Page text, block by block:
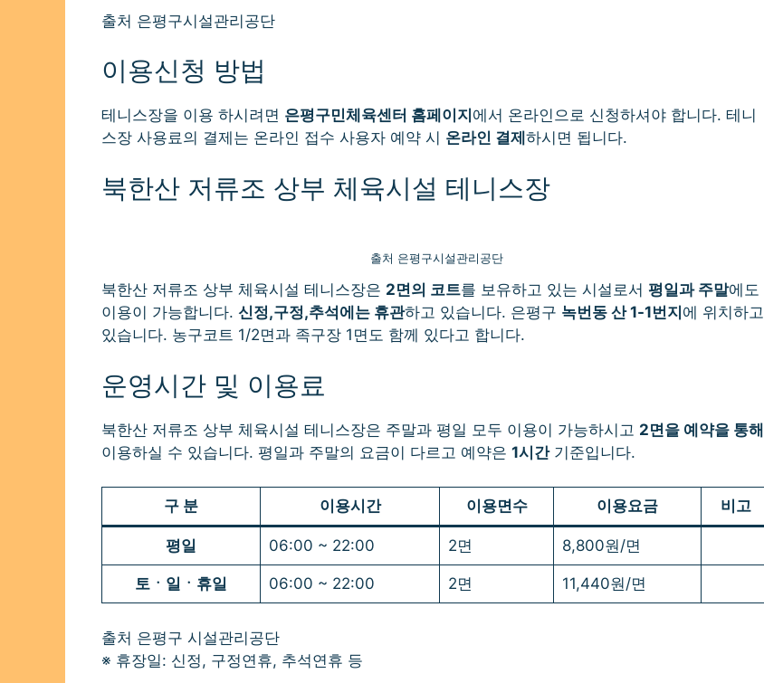
출처 은평구시설관리공단
이용신청 방법
테니스장을 이용 하시려면 은평구민체육센터 홈페이지 에서 온라인으로 신청하셔야 합니다. 테니
스장 사용료의 결제는 온라인 접수 사용자 예약 시 온라인 결제 하시면 됩니다.
북한산 저류조 상부 체육시설 테니스장
출처 은평구시설관리공단
북한산 저류조 상부 체육시설 테니스장은 2면의 코트를 보유하고 있는 시설로서 평일과 주말에도
이용이 가능합니다. 신정,구정,추석에는 휴관하고 있습니다. 은평구 녹번동 산 1-1번지 에 위치하고
있습니다. 농구코트 1/2면과 족구장 1면도 함께 있다고 합니다.
운영시간 및 이용료
북한산 저류조 상부 체육시설 테니스장은 주말과 평일 모두 이용이 가능하시고 2면을 예약을 통해
이용하실 수 있습니다. 평일과 주말의 요금이 다르고 예약은 1시간기준입니다.
구 분 이용시간 이용면수 이용요금 비고
평일 06:00 ~ 22:00 2면 8,800원/면
토ㆍ일ㆍ휴일 06:00 ~ 22:00 2면 11,440원/면
출처 은평구 시설관리공단
※ 휴장일: 신정, 구정연휴, 추석연휴 등